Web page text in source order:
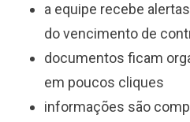
a equipe recebe
do vencimento de
documentos ficam
em poucos cliques
informações são